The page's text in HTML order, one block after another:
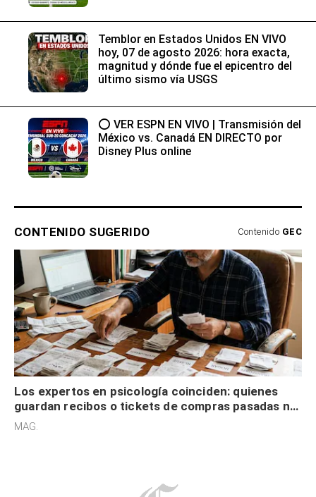
Temblor en Estados Unidos EN VIVO
hoy, 07 de agosto 2026: hora exacta,
magnitud y dónde fue el epicentro del
último sismo vía USGS
⭕ VER ESPN EN VIVO | Transmisión del
México vs. Canadá EN DIRECTO por
Disney Plus online
CONTENIDO SUGERIDO Contenido GEC
Los expertos en psicología coinciden: quienes
guardan recibos o tickets de compras pasadas no
son acumuladores, sino que tienen necesidad de
MAG.